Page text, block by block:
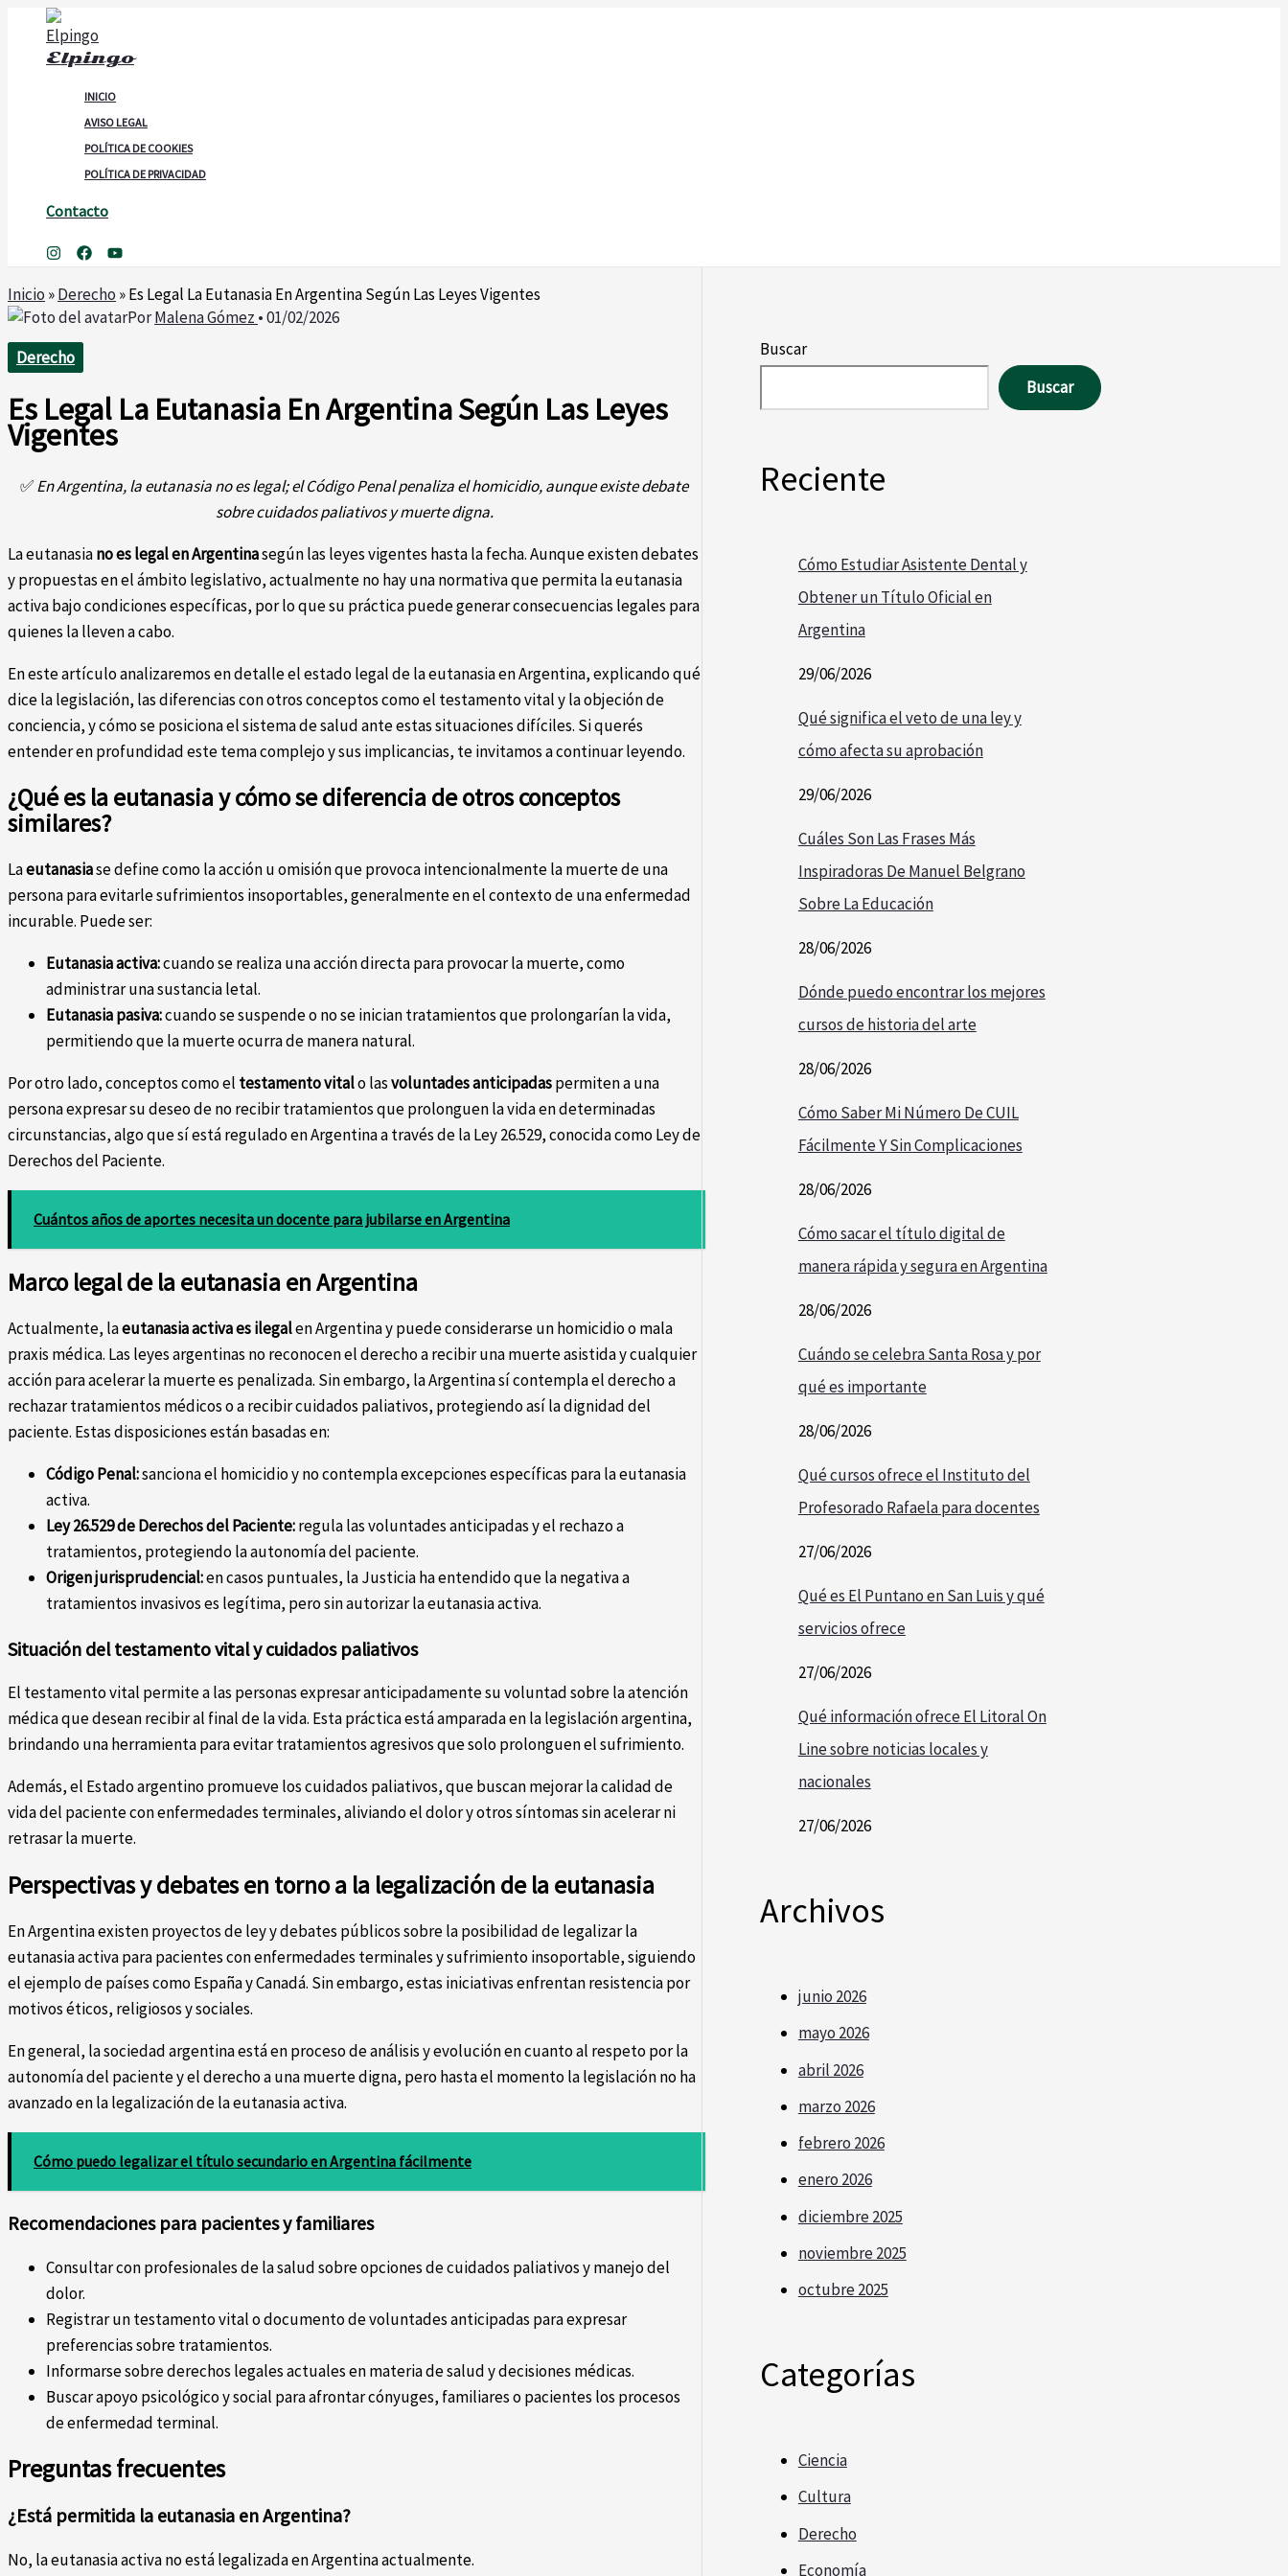
contenido
Elpingo
INICIO
AVISO LEGAL
POLÍTICA DE COOKIES
POLÍTICA DE PRIVACIDAD
Contacto
Inicio »Derecho »Es Legal La Eutanasia En Argentina Según Las Leyes Vigentes
PorMalena Gómez •01/02/2026
Derecho
Es Legal La Eutanasia En Argentina Según Las Leyes
Vigentes
✅En Argentina, la eutanasia no es legal; el Código Penal penaliza el homicidio, aunque existe debate
sobre cuidados paliativos y muerte digna.
La eutanasiano es legal en Argentinasegún las leyes vigentes hasta la fecha. Aunque existen debates
y propuestas en el ámbito legislativo, actualmente no hay una normativa que permita la eutanasia
activa bajo condiciones específicas, por lo que su práctica puede generar consecuencias legales para
quienes la lleven a cabo.
En este artículo analizaremos en detalle el estado legal de la eutanasia en Argentina, explicando qué
dice la legislación, las diferencias con otros conceptos como el testamento vital y la objeción de
conciencia, y cómo se posiciona el sistema de salud ante estas situaciones difíciles. Si querés
entender en profundidad este tema complejo y sus implicancias, te invitamos a continuar leyendo.
¿Qué es la eutanasia y cómo se diferencia de otros conceptos
similares?
Laeutanasiase define como la acción u omisión que provoca intencionalmente la muerte de una
persona para evitarle sufrimientos insoportables, generalmente en el contexto de una enfermedad
incurable. Puede ser:
Eutanasia activa:cuando se realiza una acción directa para provocar la muerte, como
administrar una sustancia letal.
Eutanasia pasiva:cuando se suspende o no se inician tratamientos que prolongarían la vida,
permitiendo que la muerte ocurra de manera natural.
Por otro lado, conceptos como el testamento vitalo lasvoluntades anticipadaspermiten a una
persona expresar su deseo de no recibir tratamientos que prolonguen la vida en determinadas
circunstancias, algo que sí está regulado en Argentina a través de la Ley 26.529, conocida como Ley de
Derechos del Paciente.
Cuántos años de aportes necesita un docente para jubilarse en Argentina
Marco legal de la eutanasia en Argentina
Actualmente, laeutanasia activa es ilegalen Argentina y puede considerarse un homicidio o mala
praxis médica. Las leyes argentinas no reconocen el derecho a recibir una muerte asistida y cualquier
acción para acelerar la muerte es penalizada. Sin embargo, la Argentina sí contempla el derecho a
rechazar tratamientos médicos o a recibir cuidados paliativos, protegiendo así la dignidad del
paciente. Estas disposiciones están basadas en:
Código Penal:sanciona el homicidio y no contempla excepciones específicas para la eutanasia
activa.
Ley 26.529 de Derechos del Paciente:regula las voluntades anticipadas y el rechazo a
tratamientos, protegiendo la autonomía del paciente.
Origen jurisprudencial:en casos puntuales, la Justicia ha entendido que la negativa a
tratamientos invasivos es legítima, pero sin autorizar la eutanasia activa.
Situación del testamento vital y cuidados paliativos
El testamento vital permite a las personas expresar anticipadamente su voluntad sobre la atención
médica que desean recibir al final de la vida. Esta práctica está amparada en la legislación argentina,
brindando una herramienta para evitar tratamientos agresivos que solo prolonguen el sufrimiento.
Además, el Estado argentino promueve los cuidados paliativos, que buscan mejorar la calidad de
vida del paciente con enfermedades terminales, aliviando el dolor y otros síntomas sin acelerar ni
retrasar la muerte.
Perspectivas y debates en torno a la legalización de la eutanasia
En Argentina existen proyectos de ley y debates públicos sobre la posibilidad de legalizar la
eutanasia activa para pacientes con enfermedades terminales y sufrimiento insoportable, siguiendo
el ejemplo de países como España y Canadá. Sin embargo, estas iniciativas enfrentan resistencia por
motivos éticos, religiosos y sociales.
En general, la sociedad argentina está en proceso de análisis y evolución en cuanto al respeto por la
autonomía del paciente y el derecho a una muerte digna, pero hasta el momento la legislación no ha
avanzado en la legalización de la eutanasia activa.
Cómo puedo legalizar el título secundario en Argentina fácilmente
Recomendaciones para pacientes y familiares
Consultar con profesionales de la salud sobre opciones de cuidados paliativos y manejo del
dolor.
Registrar un testamento vital o documento de voluntades anticipadas para expresar
preferencias sobre tratamientos.
Informarse sobre derechos legales actuales en materia de salud y decisiones médicas.
Buscar apoyo psicológico y social para afrontar cónyuges, familiares o pacientes los procesos
de enfermedad terminal.
Preguntas frecuentes
¿Está permitida la eutanasia en Argentina?
No, la eutanasia activa no está legalizada en Argentina actualmente.
Buscar
Buscar
Reciente
Cómo Estudiar Asistente Dental y
Obtener un Título Oficial en
Argentina
29/06/2026
Qué significa el veto de una ley y
cómo afecta su aprobación
29/06/2026
Cuáles Son Las Frases Más
Inspiradoras De Manuel Belgrano
Sobre La Educación
28/06/2026
Dónde puedo encontrar los mejores
cursos de historia del arte
28/06/2026
Cómo Saber Mi Número De CUIL
Fácilmente Y Sin Complicaciones
28/06/2026
Cómo sacar el título digital de
manera rápida y segura en Argentina
28/06/2026
Cuándo se celebra Santa Rosa y por
qué es importante
28/06/2026
Qué cursos ofrece el Instituto del
Profesorado Rafaela para docentes
27/06/2026
Qué es El Puntano en San Luis y qué
servicios ofrece
27/06/2026
Qué información ofrece El Litoral On
Line sobre noticias locales y
nacionales
27/06/2026
Archivos
junio 2026
mayo 2026
abril 2026
marzo 2026
febrero 2026
enero 2026
diciembre 2025
noviembre 2025
octubre 2025
Categorías
Ciencia
Cultura
Derecho
Economía